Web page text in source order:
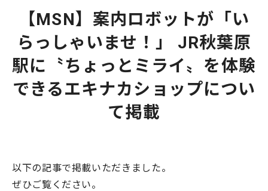
【MSN】案内ロボットが「い
らっしゃいませ！」 JR秋葉原
駅に〝ちょっとミライ〟を体験
できるエキナカショップについ
て掲載
以下の記事で掲載いただきました。
ぜひご覧ください。